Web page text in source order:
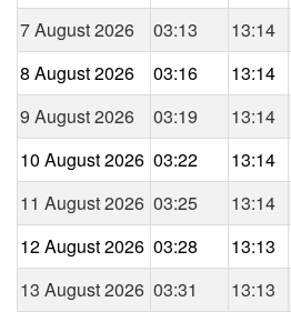
7 August 2026
03:13 13:14
8 August 2026
03:16 13:14
9 August 2026
03:19 13:14
10 August 2026 03:22 13:14
11 August 2026 03:25 13:14
12 August 2026 03:28 13:13
13 August 2026 03:31 13:13